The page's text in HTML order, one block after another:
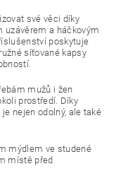
své věci díky
uzávěrem a háčkovým
poskytuje
síťované kapsy
mužů i žen
prostředí. Díky
nejen odolný, ale také
mýdlem ve studené
místě před